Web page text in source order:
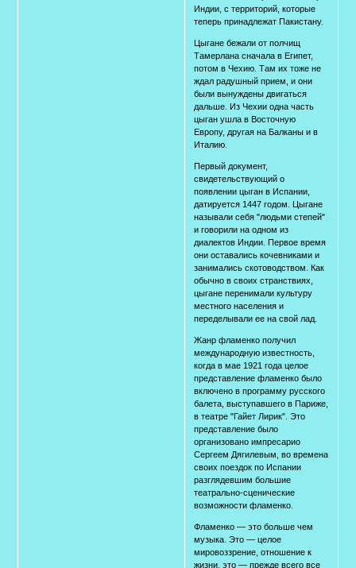
Индии, с территорий, которые
теперь принадлежат Пакистану.
Цыгане бежали от полчищ
Тамерлана сначала в Египет,
потом в Чехию. Там их тоже не
ждал радушный прием, и они
были вынуждены двигаться
дальше. Из Чехии одна часть
цыган ушла в Восточную
Европу, другая на Балканы и в
Италию.
Первый документ,
свидетельствующий о
появлении цыган в Испании,
датируется 1447 годом. Цыгане
называли себя "людьми степей"
и говорили на одном из
диалектов Индии. Первое время
они оставались кочевниками и
занимались скотоводством. Как
обычно в своих странствиях,
цыгане перенимали культуру
местного населения и
переделывали ее на свой лад.
Жанр фламенко получил
международную известность,
когда в мае 1921 года целое
представление фламенко было
включено в программу русского
балета, выступавшего в Париже,
в театре "Гайет Лирик". Это
представление было
организовано импресарио
Сергеем Дягилевым, во времена
своих поездок по Испании
разглядевшим большие
театрально-сценические
возможности фламенко.
Фламенко — это больше чем
музыка. Это — целое
мировоззрение, отношение к
жизни, это — прежде всего все